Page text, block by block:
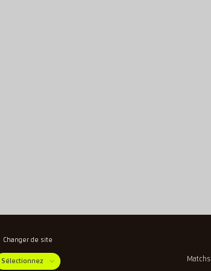
Changer de site
Sélectionnez Matchs